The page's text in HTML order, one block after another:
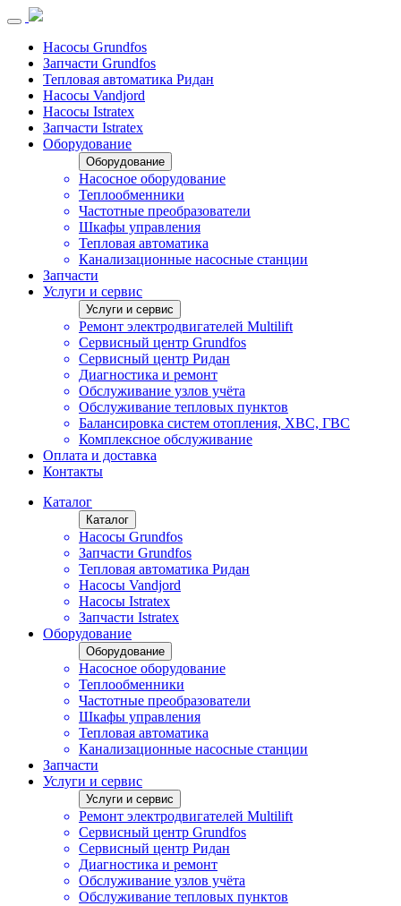
Насосы Grundfos
Запчасти Grundfos
Тепловая автоматика Ридан
Насосы Vandjord
Насосы Istratex
Запчасти Istratex
Оборудование
Оборудование
Насосное оборудование
Теплообменники
Частотные преобразователи
Шкафы управления
Тепловая автоматика
Канализационные насосные станции
Запчасти
Услуги и сервис
Услуги и сервис
Ремонт электродвигателей Multilift
Сервисный центр Grundfos
Сервисный центр Ридан
Диагностика и ремонт
Обслуживание узлов учёта
Обслуживание тепловых пунктов
Балансировка систем отопления, ХВС, ГВС
Комплексное обслуживание
Оплата и доставка
Контакты
Каталог
Каталог
Насосы Grundfos
Запчасти Grundfos
Тепловая автоматика Ридан
Насосы Vandjord
Насосы Istratex
Запчасти Istratex
Оборудование
Оборудование
Насосное оборудование
Теплообменники
Частотные преобразователи
Шкафы управления
Тепловая автоматика
Канализационные насосные станции
Запчасти
Услуги и сервис
Услуги и сервис
Ремонт электродвигателей Multilift
Сервисный центр Grundfos
Сервисный центр Ридан
Диагностика и ремонт
Обслуживание узлов учёта
Обслуживание тепловых пунктов